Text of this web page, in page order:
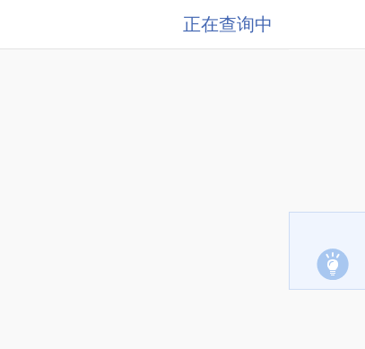
正在查询中